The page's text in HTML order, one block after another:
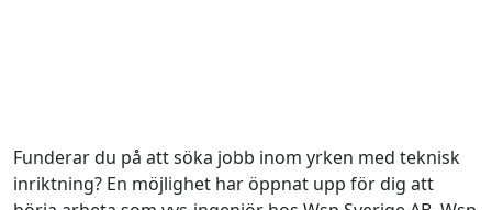
Funderar du på att söka jobb inom yrken med teknisk
inriktning? En möjlighet har öppnat upp för dig att